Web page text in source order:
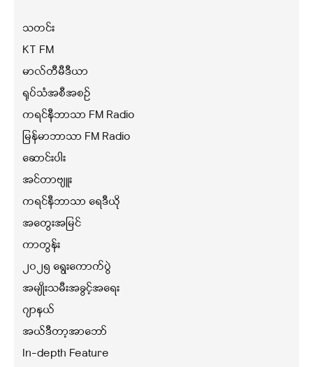
သတင်း
KT FM
မာလ်တီမီဒီယာ
ရုပ်သံအစီအစဉ်
ကရင်နီဘာသာ FM Radio
မြန်မာဘာသာ FM Radio
ဆောင်းပါး
အင်တာဗျူး
ကရင်နီဘာသာ ရေဒီယို
အတွေးအမြင်
ကာတွန်း
၂၀၂၅ ရွေးကောက်ပွဲ
အမျိုးသမီးအခွင့်အရေး
ဂျာနယ်
အယ်ဒီတာ့အာဘော်
In-depth Feature